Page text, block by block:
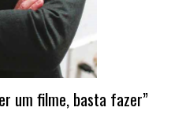
um filme, basta fazer”